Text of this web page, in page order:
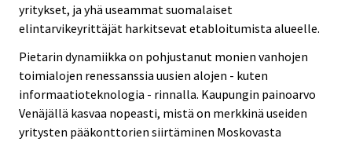
yritykset, ja yhä useammat suomalaiset
elintarvikeyrittäjät harkitsevat etabloitumista alueelle.
Pietarin dynamiikka on pohjustanut monien vanhojen
toimialojen renessanssia uusien alojen - kuten
informaatioteknologia - rinnalla. Kaupungin painoarvo
Venäjällä kasvaa nopeasti, mistä on merkkinä useiden
yritysten pääkonttorien siirtäminen Moskovasta